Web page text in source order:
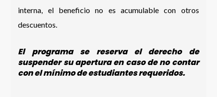
interna, el beneficio no es acumulable con otros
descuentos.
El programa se reserva el derecho de
suspender su apertura en caso de no contar
con el mínimo de estudiantes requeridos.